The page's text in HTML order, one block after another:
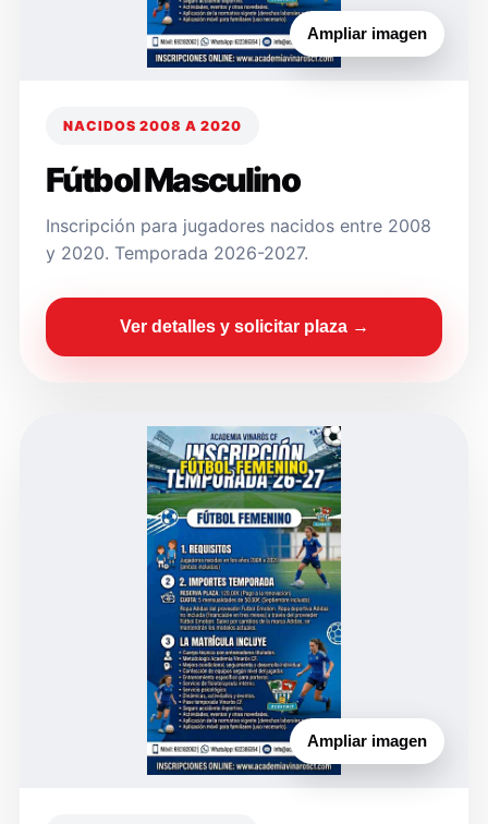
Ampliar imagen
NACIDOS 2008 A 2020
Fútbol Masculino
Inscripción para jugadores nacidos entre 2008
y 2020. Temporada 2026-2027.
Ver detalles y solicitar plaza →
Ampliar imagen